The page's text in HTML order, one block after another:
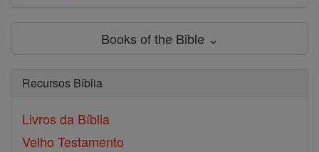
Books of the Bible ⌄
Recursos Bíblia
Livros da Bíblia
Velho Testamento